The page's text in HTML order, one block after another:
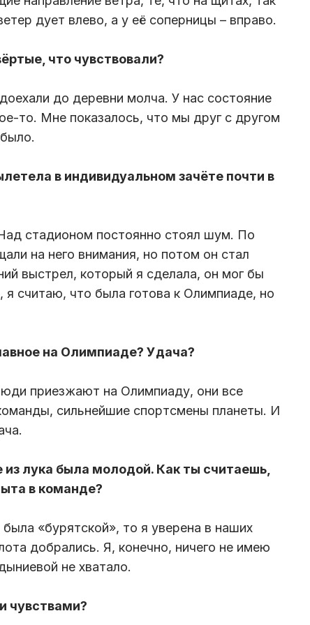
дует влево, а у её соперницы – вправо.
что чувствовали?
до деревни молча. У нас состояние
то. Мне показалось, что мы друг с другом
в индивидуальном зачёте почти в
стадионом постоянно стоял шум. По
на него внимания, но потом он стал
выстрел, который я сделала, он мог бы
считаю, что была готова к Олимпиаде, но
на Олимпиаде? Удача?
приезжают на Олимпиаду, они все
сильнейшие спортсмены планеты. И
лука была молодой. Как ты считаешь,
в команде?
«бурятской», то я уверена в наших
добрались. Я, конечно, ничего не имею
не хватало.
чувствами?